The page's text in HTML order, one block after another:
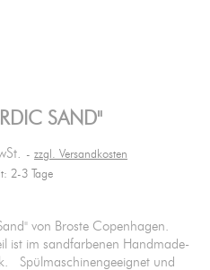
SAND"
zzgl. Versandkosten
2-3 Tage
von Broste Copenhagen.
ist im sandfarbenen Handmade-
Spülmaschinengeeignet und